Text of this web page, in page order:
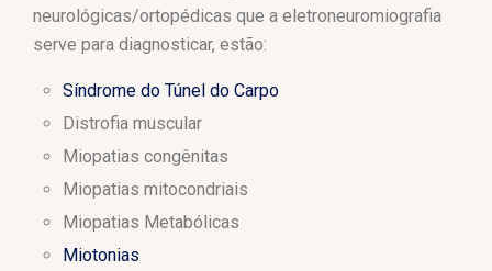
neurológicas/ortopédicas que a eletroneuromiografia
serve para diagnosticar, estão:
Síndrome do Túnel do Carpo
Distrofia muscular
Miopatias congênitas
Miopatias mitocondriais
Miopatias Metabólicas
Miotonias